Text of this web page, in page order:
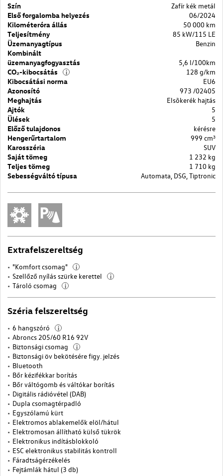
Szín
Zafír kék metál
Első forgalomba helyezés
06/2024
Kilométeróra állás
50 000 km
Teljesítmény
85 kW/115 LE
Üzemanyagtípus
Benzin
Kombinált
üzemanyagfogyasztás
5,6 l/100km
CO₂-kibocsátás
i
128 g/km
Kibocsátási norma
EU6
Azonosító
973 /02405
Meghajtás
Elsõkerék hajtás
Ajtók
5
Ülések
5
Előző tulajdonos
kérésre
Hengerűrtartalom
999 cm³
Karosszéria
SUV
Saját tömeg
1 232 kg
Teljes tömeg
1 710 kg
Sebességváltó típusa
Automata, DSG, Tiptronic
Extrafelszereltség
"Komfort csomag" i
Szellőző nyílás szürke kerettel i
Tároló csomag i
Széria felszereltség
6 hangszóró i
Abroncs 205/60 R16 92V
Biztonsági csomag
i
Biztonsági öv bekötésére figy. jelzés
Bluetooth
Bőr kézifékkar borítás
Bőr váltógomb és váltókar borítás
Digitális rádióvétel (DAB)
Dupla csomagtérpadló
Egyszólamú kürt
Elektromos ablakemelők elöl/hátul
Elektromosan állítható külső tükrök
Elektronikus indításblokkoló
ESC elektronikus stabilitás kontroll
Fáradtságérzékelés
Fejtámlák hátul (3 db)